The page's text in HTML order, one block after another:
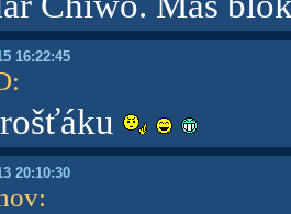
16:22:45
:
20:10:30
: